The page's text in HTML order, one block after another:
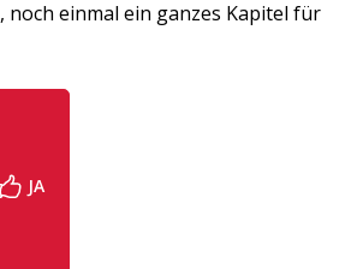
, noch einmal ein ganzes Kapitel für
JA